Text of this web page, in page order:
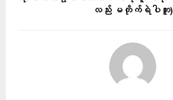
လည်း မတိုက်ရဲပါဘူး)